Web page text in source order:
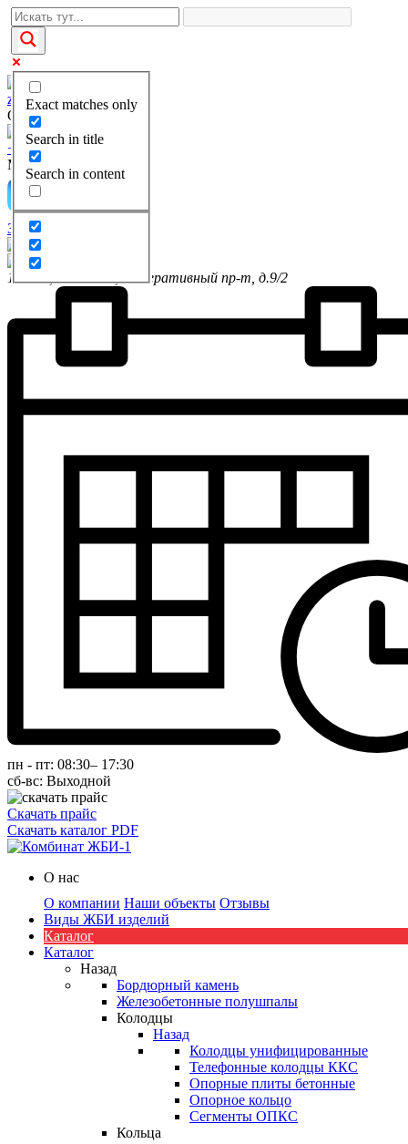
Exact matches only
Search in title
Search in content
zakaz@kgbi-1.ru
Отдел продаж
+7(495)649-69-28
Многоканальный
Заказать звонок
111399, г. Москва, Федеративный пр-т, д.9/2
пн - пт: 08:30– 17:30
сб-вс: Выходной
Скачать прайс
Скачать каталог PDF
О нас
О компании Наши объекты Отзывы
Виды ЖБИ изделий
Каталог
Каталог
Назад
Бордюрный камень
Железобетонные полушпалы
Колодцы
Назад
Колодцы унифицированные
Телефонные колодцы ККС
Опорные плиты бетонные
Опорное кольцо
Сегменты ОПКС
Кольца